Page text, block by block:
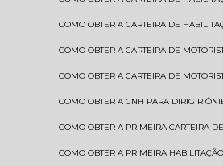
COMO OBTER A CARTEIRA DE
COMO OBTER A CARTEIRA DE
COMO OBTER A CARTEIRA DE
COMO OBTER A CNH PARA DIRIGIR
COMO OBTER A PRIMEIRA CARTEIRA
COMO OBTER A PRIMEIRA